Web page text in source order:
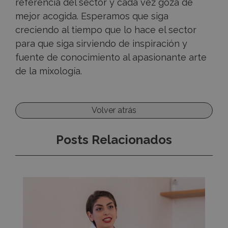
mejor acogida. Esperamos que siga
creciendo al tiempo que lo hace el sector
para que siga sirviendo de inspiración y
fuente de conocimiento al apasionante arte
de la mixología.
Volver atrás
Posts Relacionados